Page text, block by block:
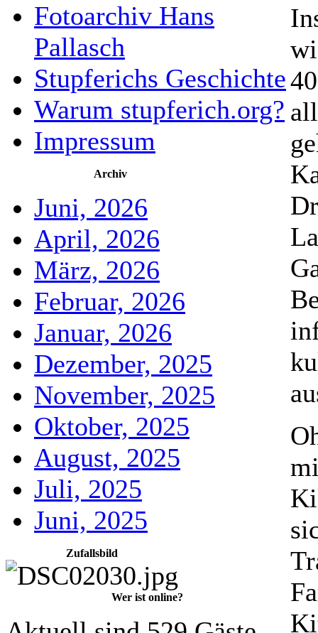
Fotoarchiv Hans
Pallasch
Stupferichs Geschichte
Warum stupferich.org?
Impressum
Archiv
Juni, 2026
April, 2026
März, 2026
Februar, 2026
Januar, 2026
Dezember, 2025
November, 2025
Oktober, 2025
August, 2025
Juli, 2025
Juni, 2025
Zufallsbild
Wer ist online?